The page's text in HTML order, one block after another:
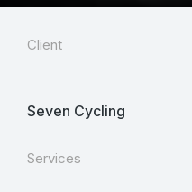
Client
Seven Cycling
Services